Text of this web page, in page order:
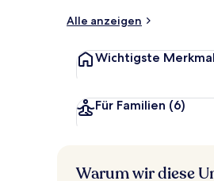
Alle anzeigen
Wichtigste
Für Familien (6)
Warum wir diese